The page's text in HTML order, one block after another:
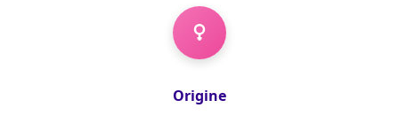
Prénom féminin
Origine